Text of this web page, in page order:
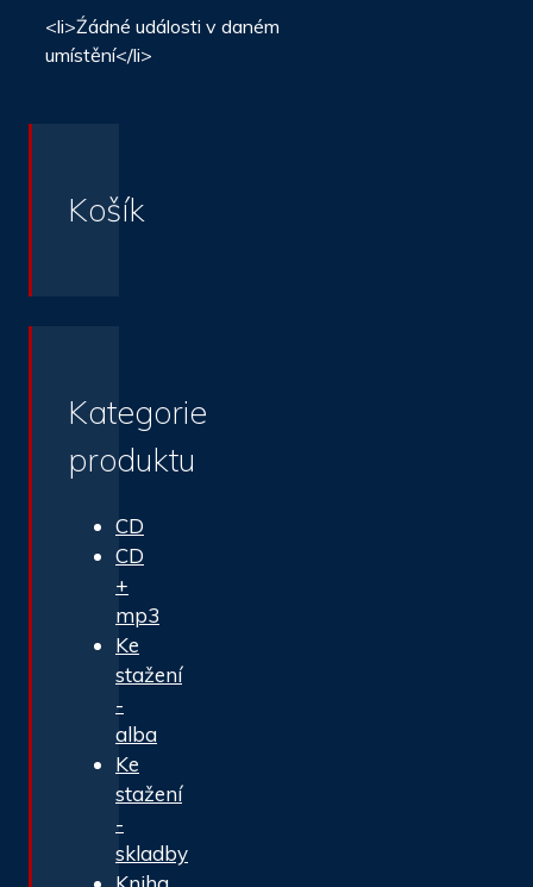
<li>Źádné události v daném
umístění</li>
Košík
Kategorie
produktu
CD
CD
+
mp3
Ke
stažení
-
alba
Ke
stažení
-
skladby